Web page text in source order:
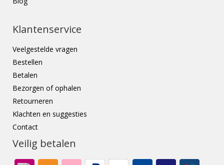
Klantenservice
Veelgestelde vragen
Bestellen
Betalen
Bezorgen of ophalen
Retourneren
Klachten en suggesties
Contact
Veilig betalen